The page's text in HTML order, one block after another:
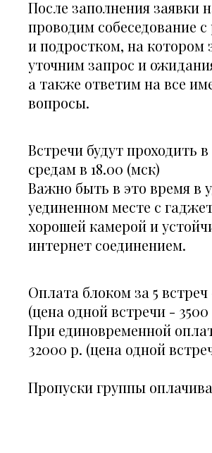
После заполнения заявки
проводим собеседование
и подростком, на котором
уточним запрос и
а также ответим на все
вопросы.
Встречи будут проходить
средам в 18.00 (мск)
Важно быть в это время в
уединенном месте с
хорошей камерой и
интернет соединением.
Оплата блоком за 5 встреч
(цена одной встречи - 3500
При единовременной
32000 р. (цена одной
Пропуски группы